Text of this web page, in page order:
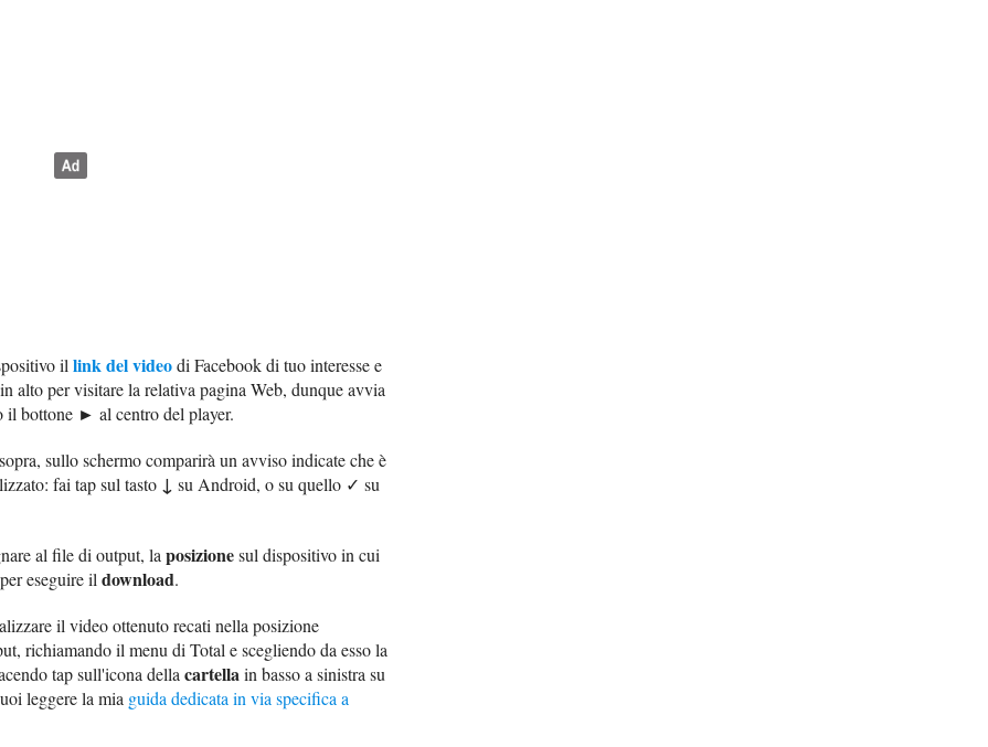
il link del videodi Facebook di tuo interesse e
in alto per visitare la relativa pagina Web, dunque avvia
il bottone ► al centro del player.
sullo schermo comparirà un avviso indicate che è
fai tap sul tasto ↓ su Android, o su quello ✓ su
al file di output, la posizionesul dispositivo in cui
eseguire il download.
il video ottenuto recati nella posizione
richiamando il menu di Total e scegliendo da esso la
tap sull'icona della cartellain basso a sinistra su
leggere la mia guida dedicata in via specifica a